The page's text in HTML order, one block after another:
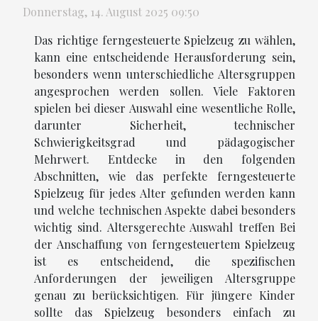
Donnerstag, 14. August 2025 09:50
Das richtige ferngesteuerte Spielzeug zu wählen,
kann eine entscheidende Herausforderung sein,
besonders wenn unterschiedliche Altersgruppen
angesprochen werden sollen. Viele Faktoren
spielen bei dieser Auswahl eine wesentliche Rolle,
darunter Sicherheit, technischer
Schwierigkeitsgrad und pädagogischer
Mehrwert. Entdecke in den folgenden
Abschnitten, wie das perfekte ferngesteuerte
Spielzeug für jedes Alter gefunden werden kann
und welche technischen Aspekte dabei besonders
wichtig sind. Altersgerechte Auswahl treffen Bei
der Anschaffung von ferngesteuertem Spielzeug
ist es entscheidend, die spezifischen
Anforderungen der jeweiligen Altersgruppe
genau zu berücksichtigen. Für jüngere Kinder
sollte das Spielzeug besonders einfach zu